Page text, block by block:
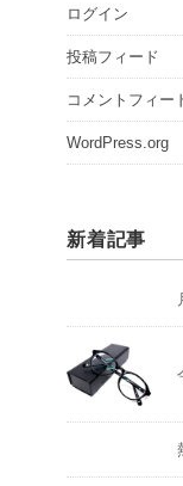
ログイン
投稿フィード
コメントフィー
WordPress.org
新着記事